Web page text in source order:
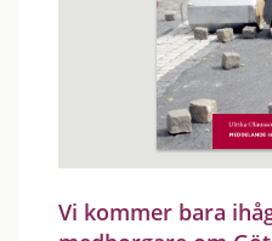
Vi kommer bara